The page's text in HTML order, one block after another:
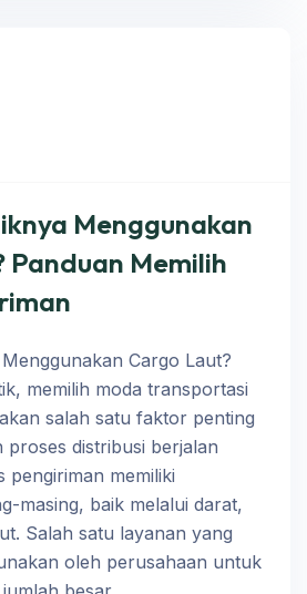
Menggunakan
Panduan Memilih
Cargo Laut?
memilih moda transportasi
salah satu faktor penting
proses distribusi berjalan
pengiriman memiliki
masing, baik melalui darat,
Salah satu layanan yang
oleh perusahaan untuk